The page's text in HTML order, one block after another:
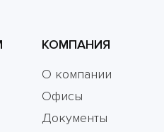
КОМПАНИЯ
О компании
Офисы
Документы